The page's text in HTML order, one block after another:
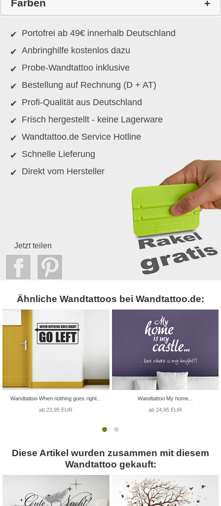
Farben
Portofrei ab 49€ innerhalb Deutschland
Anbringhilfe kostenlos dazu
Probe-Wandtattoo inklusive
Bestellung auf Rechnung (D + AT)
Profi-Qualität aus Deutschland
Frisch hergestellt - keine Lagerware
Wandtattoo.de Service Hotline
Schnelle Lieferung
Direkt vom Hersteller
Jetzt teilen
Ähnliche Wandtattoos bei Wandtattoo.de:
Wandtattoo When nothing goes right...
ab 23,95 EUR
Wandtattoo My home...
ab 24,95 EUR
Diese Artikel wurden zusammen mit diesem
Wandtattoo gekauft: